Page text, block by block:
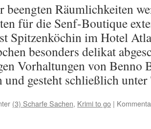
beengten Räumlichkeiten
für die Senf-Boutique
Spitzenköchin im Hotel
besonders delikat
Vorhaltungen von Benno
und gesteht schließlich
(3) Scharfe Sachen, Krimi to go |